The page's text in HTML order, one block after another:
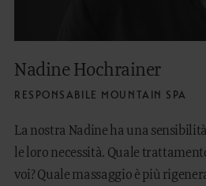
Nadine Hochrainer
RESPONSABILE MOUNTAIN SPA
La nostra Nadine ha una
le loro necessità. Quale
voi? Quale massaggio è più